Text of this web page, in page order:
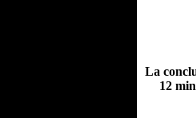
La
12